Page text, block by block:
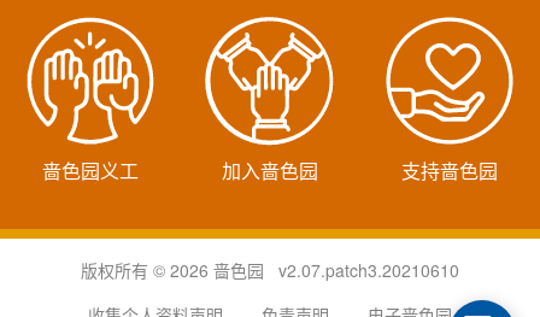
啬色园义工 加入啬色园 支持啬色园
版权所有 © 2026 啬色园 v2.07.patch3.20210610